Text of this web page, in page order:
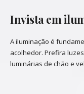
Invista em
A iluminação é
acolhedor. Prefira
luminárias de chão e